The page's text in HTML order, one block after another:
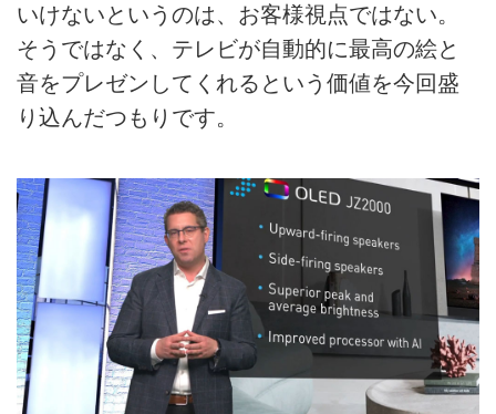
いけないというのは、お客様視点ではない。
そうではなく、テレビが自動的に最高の絵と
音をプレゼンしてくれるという価値を今回盛
り込んだつもりです。